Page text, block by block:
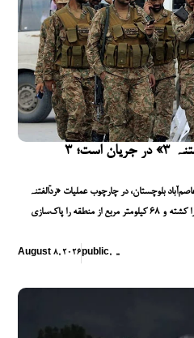
بلوچستان: عملیات «ردّالفتنہ ۳» در جریان است؛ ۳
بلوچستان، در چارچوب عملیات «ردّالفتنہ
۳»، ۳ تروریست وابسته به فتنه‌الهند را کشته و ۶۸ کیلومتر مربع از منطقه را پاک‌سازی
August 8, 2026 public, ,,